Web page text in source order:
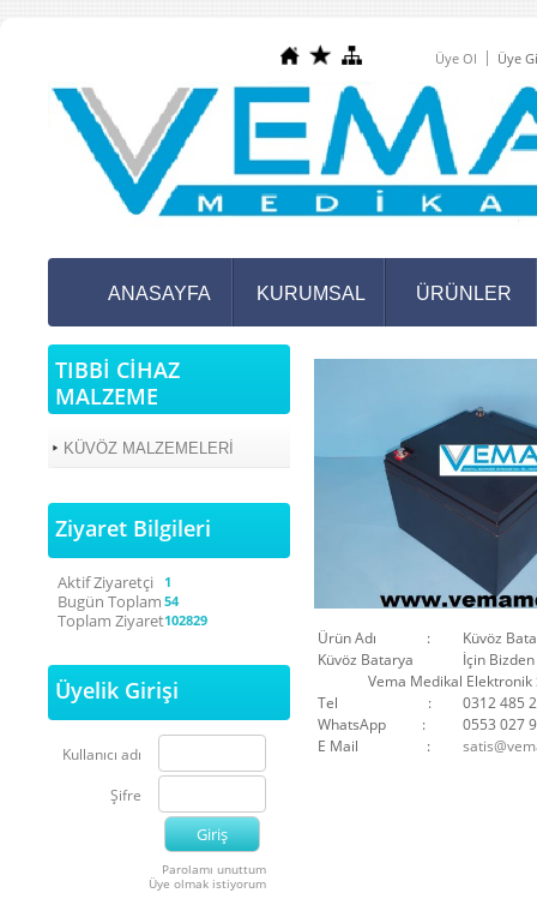
Üye Ol Üye
ANASAYFA KURUMSAL ÜRÜNLER
TIBBİ CİHAZ
MALZEME
KÜVÖZ MALZEMELERİ
Ziyaret Bilgileri
Aktif Ziyaretçi 1
Bugün Toplam 54
Toplam Ziyaret102829
Üyelik Girişi
Kullanıcı adı
Şifre
Parolamı unuttum
Üye olmak istiyorum
Ürün Adı :
Küvöz
Küvöz Batarya
İçin
Vema Medikal Elektronik
Tel :
0312 485
WhatsApp :
0553 027
E Mail :